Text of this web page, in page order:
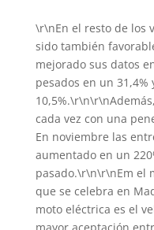
\r\nEn el resto de los
sido también
mejorado sus datos
pesados en un
cada vez con una
En noviembre las
aumentado en un
pasado.\r\n\r\nEm el
que se celebra en
moto eléctrica es el